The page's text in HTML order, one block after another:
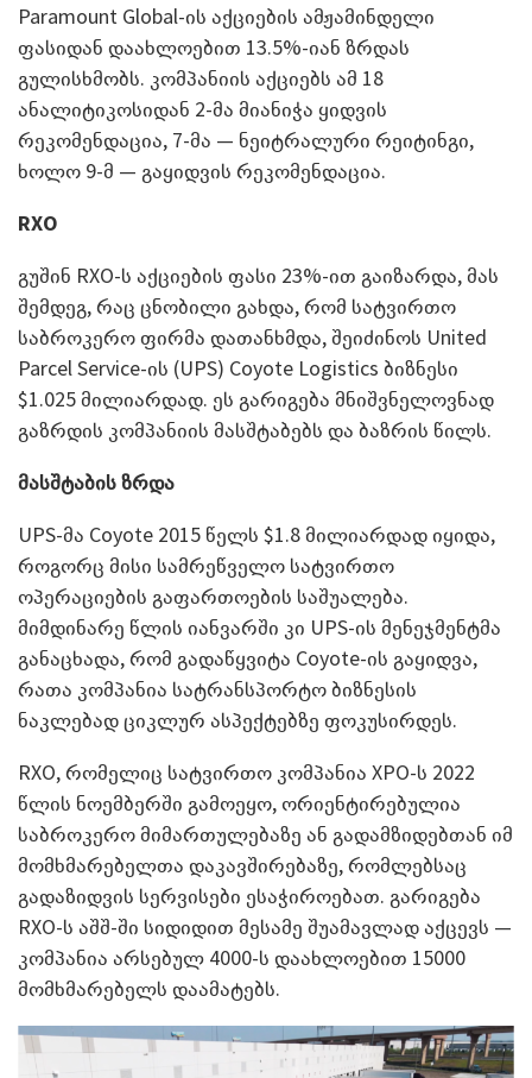
Paramount Global-ის აქციების ამჟამინდელი
ფასიდან დაახლოებით 13.5%-იან ზრდას
გულისხმობს. კომპანიის აქციებს ამ 18
ანალიტიკოსიდან 2-მა მიანიჭა ყიდვის
რეკომენდაცია, 7-მა — ნეიტრალური რეიტინგი,
ხოლო 9-მ — გაყიდვის რეკომენდაცია.
RXO
გუშინ RXO-ს აქციების ფასი 23%-ით გაიზარდა, მას
შემდეგ, რაც ცნობილი გახდა, რომ სატვირთო
საბროკერო ფირმა დათანხმდა, შეიძინოს United
Parcel Service-ის (UPS) Coyote Logistics ბიზნესი
$1.025 მილიარდად. ეს გარიგება მნიშვნელოვნად
გაზრდის კომპანიის მასშტაბებს და ბაზრის წილს.
მასშტაბის ზრდა
UPS-მა Coyote 2015 წელს $1.8 მილიარდად იყიდა,
როგორც მისი სამრეწველო სატვირთო
ოპერაციების გაფართოების საშუალება.
მიმდინარე წლის იანვარში კი UPS-ის მენეჯმენტმა
განაცხადა, რომ გადაწყვიტა Coyote-ის გაყიდვა,
რათა კომპანია სატრანსპორტო ბიზნესის
ნაკლებად ციკლურ ასპექტებზე ფოკუსირდეს.
RXO, რომელიც სატვირთო კომპანია XPO-ს 2022
წლის ნოემბერში გამოეყო, ორიენტირებულია
საბროკერო მიმართულებაზე ან გადამზიდებთან იმ
მომხმარებელთა დაკავშირებაზე, რომლებსაც
გადაზიდვის სერვისები ესაჭიროებათ. გარიგება
RXO-ს აშშ-ში სიდიდით მესამე შუამავლად აქცევს —
კომპანია არსებულ 4000-ს დაახლოებით 15000
მომხმარებელს დაამატებს.